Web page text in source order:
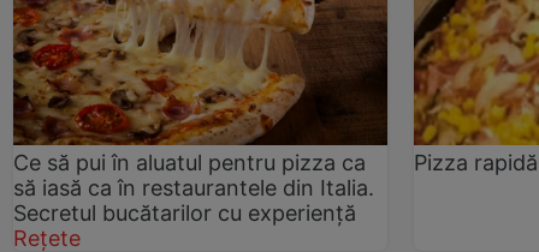
Ce să pui în aluatul pentru pizza ca
să iasă ca în restaurantele din Italia.
Secretul bucătarilor cu experiență
Rețete
Pizza rapidă